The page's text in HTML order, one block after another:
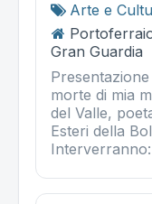
Arte e
Gran Guardia
morte di mia
del Valle,
Esteri della